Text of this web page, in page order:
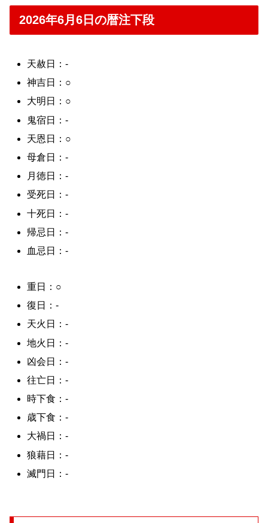
2026年6月6日の暦注下段
天赦日：-
神吉日：○
大明日：○
鬼宿日：-
天恩日：○
母倉日：-
月徳日：-
受死日：-
十死日：-
帰忌日：-
血忌日：-
重日：○
復日：-
天火日：-
地火日：-
凶会日：-
往亡日：-
時下食：-
歳下食：-
大禍日：-
狼藉日：-
滅門日：-